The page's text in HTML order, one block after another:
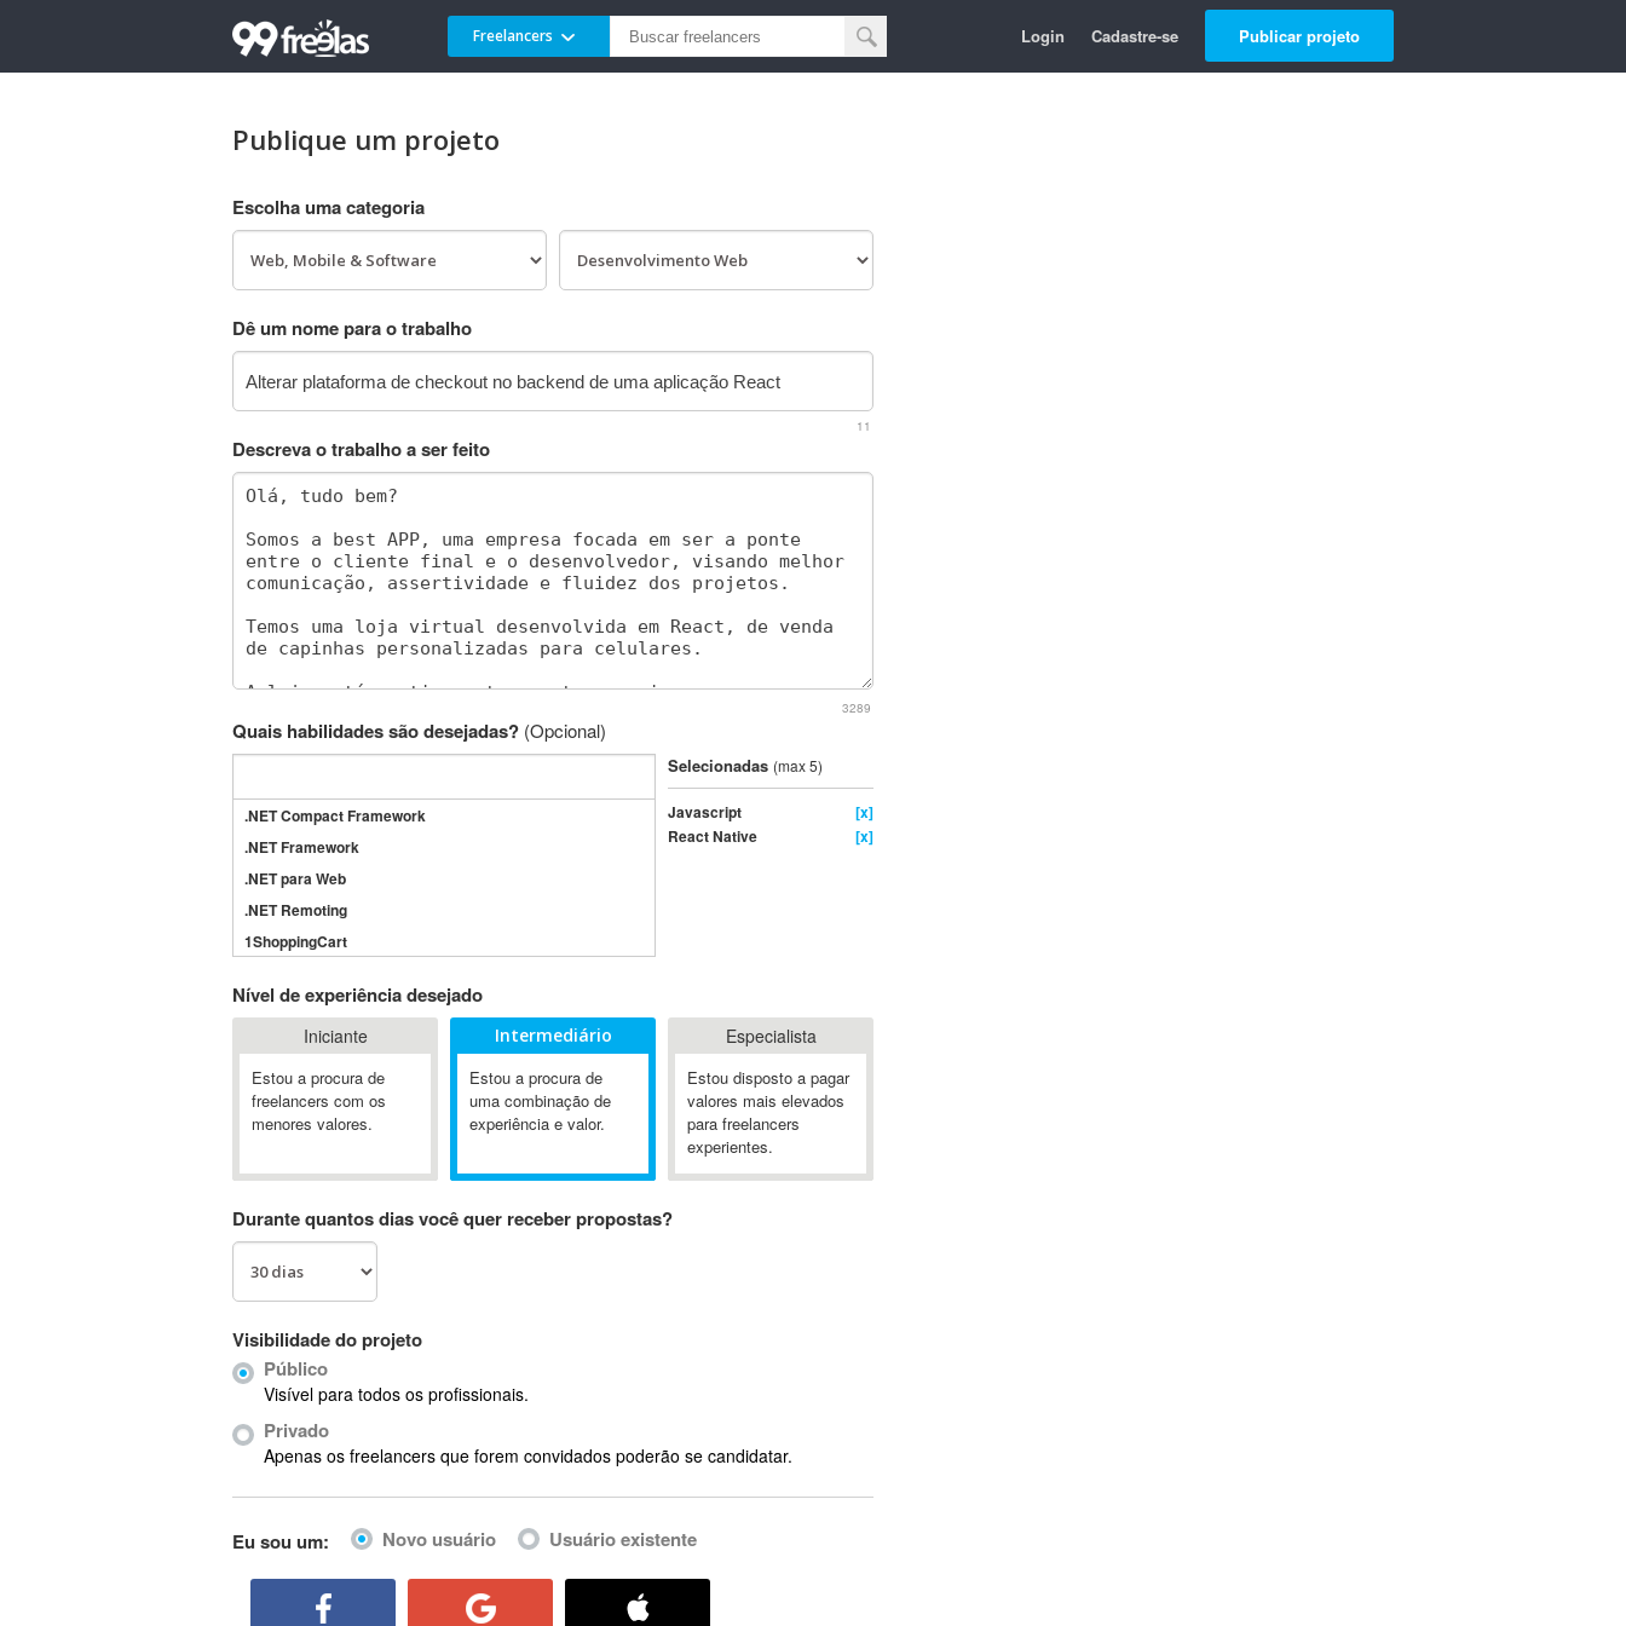
Freelancers Login Cadastre-se Publicar projeto
Publique um projeto
Escolha uma categoria
Dê um nome para o trabalho
11
Descreva o trabalho a ser feito
3289
Quais habilidades são desejadas? (Opcional)
.NET Compact Framework
.NET Framework
.NET para Web
.NET Remoting
1ShoppingCart
3GSM
4D Dimension
802.11
A&P
A-GPS
Ab Initio
ABIS
AbleCommerce
Ableton Live
Abstract Window Toolkit (AWT)
Selecionadas (max 5)
Javascript
[x]
React Native
[x]
Nível de experiência desejado
Iniciante
Estou a procura de
freelancers com os
menores valores.
Intermediário
Estou a procura de
uma combinação de
experiência e valor.
Especialista
Estou disposto a pagar
valores mais elevados
para freelancers
experientes.
Durante quantos dias você quer receber propostas?
Visibilidade do projeto
Público
Visível para todos os profissionais.
Privado
Apenas os freelancers que forem convidados poderão se candidatar.
Eu sou um: Novo usuário Usuário existente